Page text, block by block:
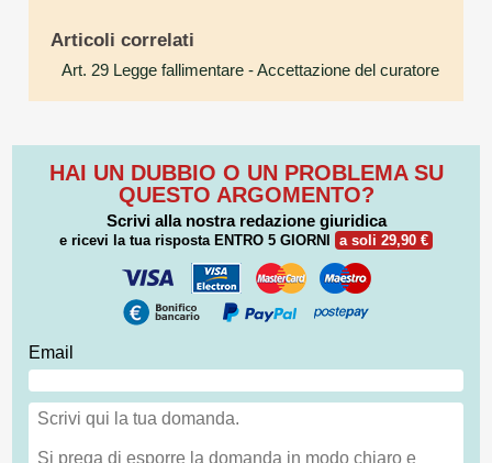
Articoli correlati
Art. 29 Legge fallimentare - Accettazione del curatore
HAI UN DUBBIO O UN PROBLEMA SU
QUESTO ARGOMENTO?
Scrivi alla nostra redazione giuridica
e ricevi la tua risposta ENTRO 5 GIORNI a soli 29,90 €
Email